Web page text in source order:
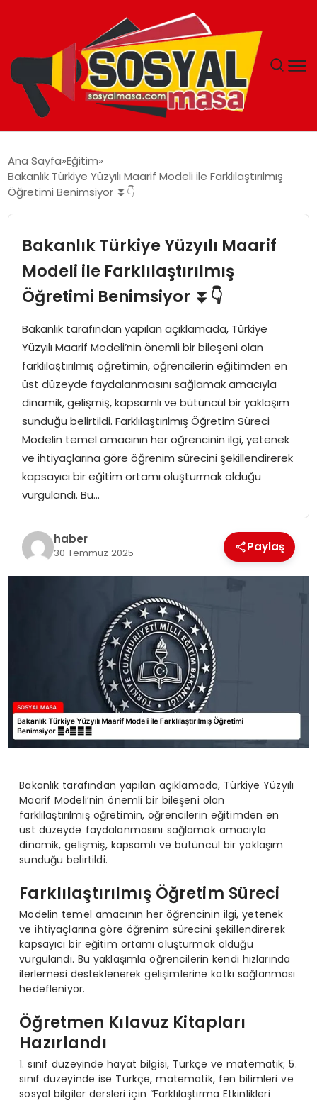
EKONOMI
EĞITIM
SPOR
GÜNDEM
MAGAZIN
Ana Sayfa Eğitim
Bakanlık Türkiye Yüzyılı Maarif Modeli ile Farklılaştırılmış
Öğretimi Benimsiyor ⏬👇
Bakanlık Türkiye Yüzyılı Maarif
Modeli ile Farklılaştırılmış
Öğretimi Benimsiyor ⏬👇
Bakanlık tarafından yapılan açıklamada, Türkiye
Yüzyılı Maarif Modeli’nin önemli bir bileşeni olan
farklılaştırılmış öğretimin, öğrencilerin eğitimden en
üst düzeyde faydalanmasını sağlamak amacıyla
dinamik, gelişmiş, kapsamlı ve bütüncül bir yaklaşım
sunduğu belirtildi. Farklılaştırılmış Öğretim Süreci
Modelin temel amacının her öğrencinin ilgi, yetenek
ve ihtiyaçlarına göre öğrenim sürecini şekillendirerek
kapsayıcı bir eğitim ortamı oluşturmak olduğu
vurgulandı. Bu…
haber
30 Temmuz 2025 Paylaş
Bakanlık tarafından yapılan açıklamada, Türkiye Yüzyılı
Maarif Modeli’nin önemli bir bileşeni olan
farklılaştırılmış öğretimin, öğrencilerin eğitimden en
üst düzeyde faydalanmasını sağlamak amacıyla
dinamik, gelişmiş, kapsamlı ve bütüncül bir yaklaşım
sunduğu belirtildi.
Farklılaştırılmış Öğretim Süreci
Modelin temel amacının her öğrencinin ilgi, yetenek
ve ihtiyaçlarına göre öğrenim sürecini şekillendirerek
kapsayıcı bir eğitim ortamı oluşturmak olduğu
vurgulandı. Bu yaklaşımla öğrencilerin kendi hızlarında
ilerlemesi desteklenerek gelişimlerine katkı sağlanması
hedefleniyor.
Öğretmen Kılavuz Kitapları
Hazırlandı
1. sınıf düzeyinde hayat bilgisi, Türkçe ve matematik; 5.
sınıf düzeyinde ise Türkçe, matematik, fen bilimleri ve
sosyal bilgiler dersleri için “Farklılaştırma Etkinlikleri